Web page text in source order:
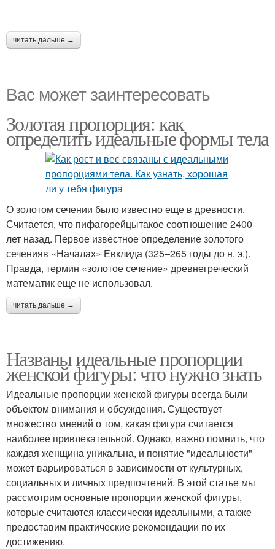
читать дальше →
Вас может заинтересовать
Золотая пропорция: как
определить идеальные формы тела
О золотом сечении было известно еще в древности.
Считается, что пифагорейцытакое соотношение 2400
лет назад. Первое известное определение золотого
сеченияв «Началах» Евклида (325–265 годы до н. э.).
Правда, термин «золотое сечение» древнегреческий
математик еще не использовал.
читать дальше →
Названы идеальные пропорции
женской фигуры: что нужно знать
Идеальные пропорции женской фигуры всегда были
объектом внимания и обсуждения. Существует
множество мнений о том, какая фигура считается
наиболее привлекательной. Однако, важно помнить, что
каждая женщина уникальна, и понятие "идеальности"
может варьироваться в зависимости от культурных,
социальных и личных предпочтений. В этой статье мы
рассмотрим основные пропорции женской фигуры,
которые считаются классически идеальными, а также
предоставим практические рекомендации по их
достижению.